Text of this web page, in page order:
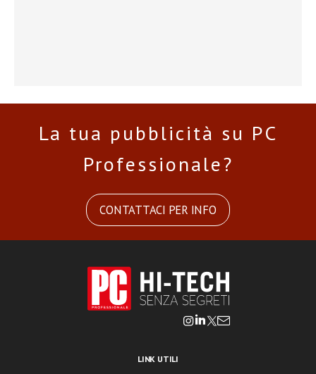
La tua pubblicità su PC
Professionale?
CONTATTACI PER INFO
LINK UTILI